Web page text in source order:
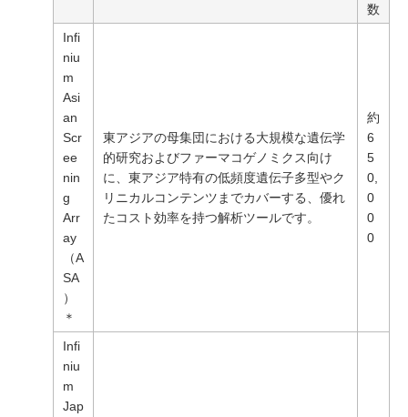
数
Infi
niu
m
Asi
an
Scr
ee
nin
g
Arr
ay
（A
SA
）
＊
東アジアの母集団における大規模な遺伝学
的研究およびファーマコゲノミクス向け
に、東アジア特有の低頻度遺伝子多型やク
リニカルコンテンツまでカバーする、優れ
たコスト効率を持つ解析ツールです。
約
6
5
0,
0
0
0
Infi
niu
m
Jap